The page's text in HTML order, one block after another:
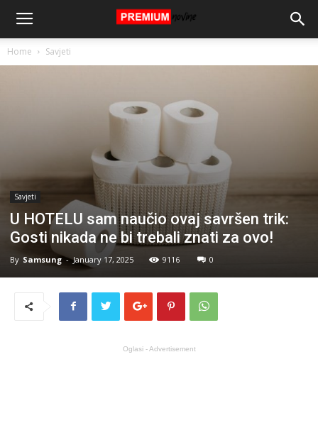
Home Savjeti
Savjeti
U HOTELU sam naučio ovaj savršen trik:
Gosti nikada ne bi trebali znati za ovo!
By Samsung - January 17, 2025 9116 0
Oglasi - Advertisement